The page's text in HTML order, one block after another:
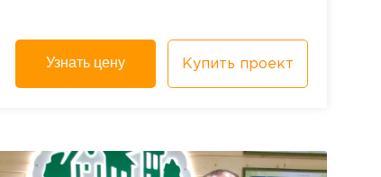
Узнать цену Купить проект